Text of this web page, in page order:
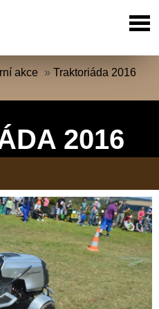
akce »Traktoriáda 2016
2016